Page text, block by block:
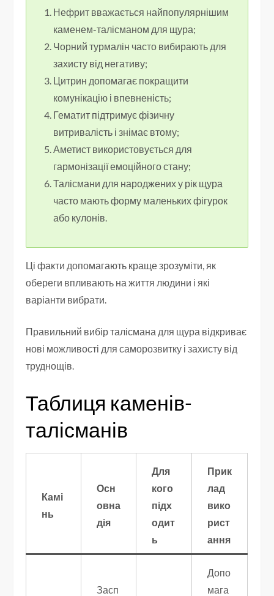
Нефрит вважається найпопулярнішим
каменем-талісманом для щура;
Чорний турмалін часто вибирають для
захисту від негативу;
Цитрин допомагає покращити
комунікацію і впевненість;
Гематит підтримує фізичну
витривалість і знімає втому;
Аметист використовується для
гармонізації емоційного стану;
Талісмани для народжених у рік щура
часто мають форму маленьких фігурок
або кулонів.
Ці факти допомагають краще зрозуміти, як
обереги впливають на життя людини і які
варіанти вибрати.
Правильний вибір талісмана для щура відкриває
нові можливості для саморозвитку і захисту від
труднощів.
Таблиця каменів-
талісманів
Камі
нь
Осн
овна
дія
Для
кого
підх
одит
ь
Прик
лад
вико
рист
ання
Засп
Допо
мага